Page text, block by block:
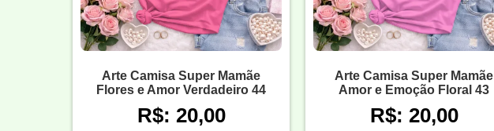
Arte Camisa Super Mamãe
Flores e Amor Verdadeiro 44
R$: 20,00
Arte Camisa Super Mamãe
Amor e Emoção Floral 43
R$: 20,00